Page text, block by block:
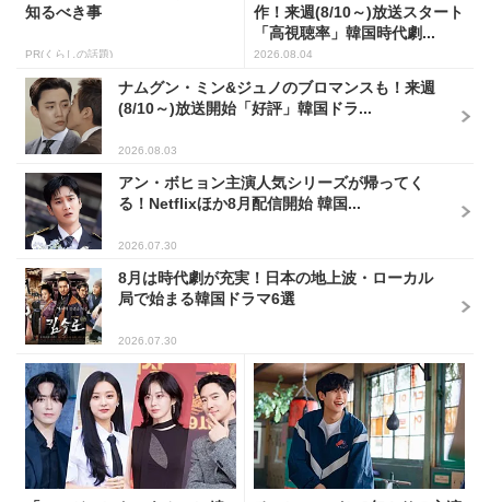
知るべき事
PR(くらしの話題)
作！来週(8/10～)放送スタート
「高視聴率」韓国時代劇...
2026.08.04
ナムグン・ミン&ジュノのブロマンスも！来週
(8/10～)放送開始「好評」韓国ドラ...
2026.08.03
アン・ボヒョン主演人気シリーズが帰ってく
る！Netflixほか8月配信開始 韓国...
2026.07.30
8月は時代劇が充実！日本の地上波・ローカル
局で始まる韓国ドラマ6選
2026.07.30